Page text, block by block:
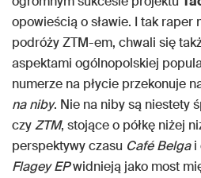
opowieścią o sławie. I tak raper
podróży ZTM-em, chwali się
aspektami ogólnopolskiej
numerze na płycie przekonuje
na niby. Nie na niby są niestety
czyZTM, stojące o półkę niżej
perspektywy czasu Café Belgai
Flagey EPwidnieją jako most